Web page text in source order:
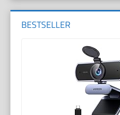
BESTSELLER